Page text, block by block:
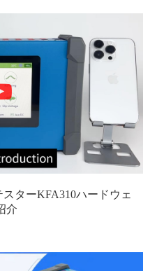
ターKFA310ハードウェ
介